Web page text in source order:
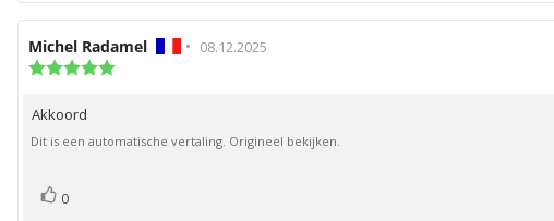
Auteur
van
beoordeling:
Michel Radamel • Beoordelingsdatum:
08.12.2025
sterren
Beoordelingstekst:
Akkoord
Dit is een automatische vertaling. Origineel bekijken.
Stem
0